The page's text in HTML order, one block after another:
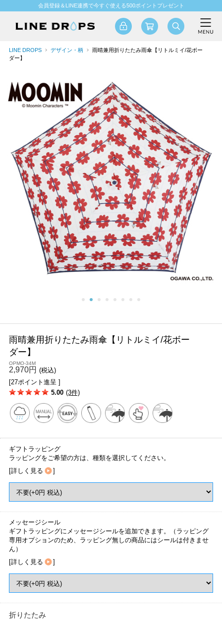
会員登録＆LINE連携で今すぐ使える500ポイントプレゼント
LINE DROPS デザイン・柄
雨晴兼用折りたたみ雨傘【リトルミイ/花ボー
ダー】
雨晴兼用折りたたみ雨傘【リトルミイ/花ボー
ダー】
OPMO-34M
2,970円 (税込)
[27ポイント進呈 ]
5.00 (3件)
ギフトラッピング
ラッピングをご希望の方は、種類を選択してください。
[詳しく見る ]
メッセージシール
ギフトラッピングにメッセージシールを追加できます。（ラッピング
専用オプションのため、ラッピング無しの商品にはシールは付きませ
ん）
[詳しく見る ]
折りたたみ